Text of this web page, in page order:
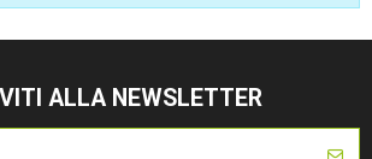
ALLA NEWSLETTER